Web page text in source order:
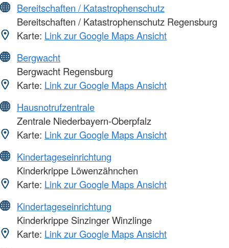
Bereitschaften / Katastrophenschutz
Bereitschaften / Katastrophenschutz Regensburg
Karte: Link zur Google Maps Ansicht
Bergwacht
Bergwacht Regensburg
Karte: Link zur Google Maps Ansicht
Hausnotrufzentrale
Zentrale Niederbayern-Oberpfalz
Karte: Link zur Google Maps Ansicht
Kindertageseinrichtung
Kinderkrippe Löwenzähnchen
Karte: Link zur Google Maps Ansicht
Kindertageseinrichtung
Kinderkrippe Sinzinger Winzlinge
Karte: Link zur Google Maps Ansicht